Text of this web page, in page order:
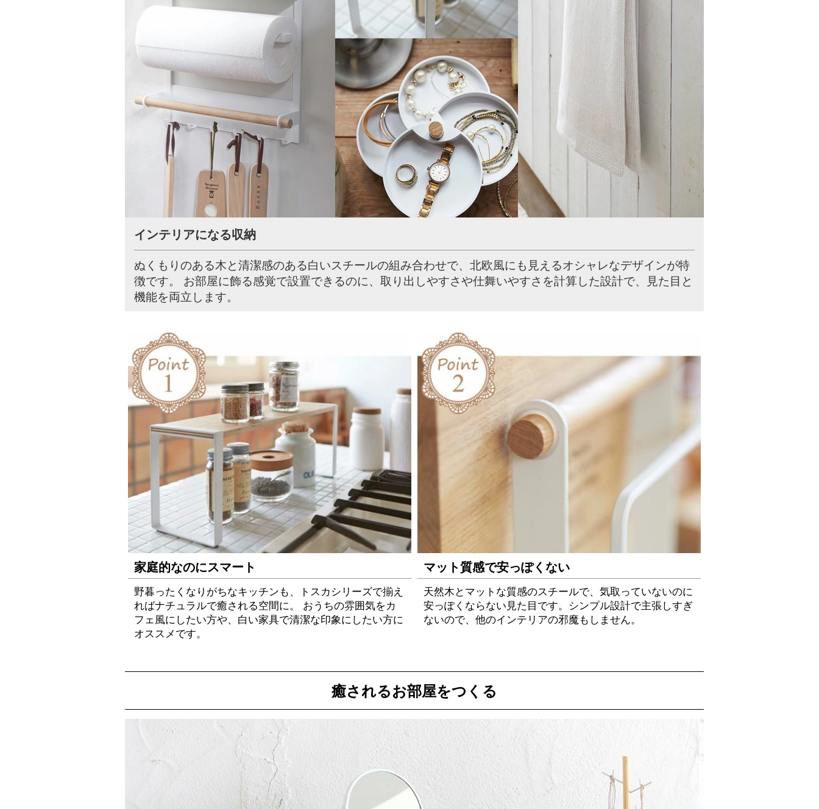
インテリアになる収納
ぬくもりのある木と清潔感のある白いスチールの組み合わせで、北欧風にも見えるオシャレなデザインが特
徴です。 お部屋に飾る感覚で設置できるのに、取り出しやすさや仕舞いやすさを計算した設計で、見た目と
機能を両立します。
家庭的なのにスマート
野暮ったくなりがちなキッチンも、トスカシリーズで揃え
ればナチュラルで癒される空間に。 おうちの雰囲気をカ
フェ風にしたい方や、白い家具で清潔な印象にしたい方に
オススメです。
マット質感で安っぽくない
天然木とマットな質感のスチールで、気取っていないのに
安っぽくならない見た目です。シンプル設計で主張しすぎ
ないので、他のインテリアの邪魔もしません。
癒されるお部屋をつくる